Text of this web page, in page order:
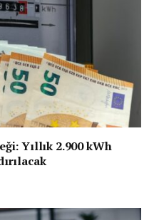
Yıllık 2.900 kWh